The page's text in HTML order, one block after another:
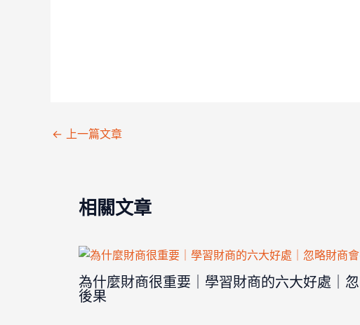
← 上一篇文章
相關文章
為什麼財商很重要｜學習財商的六大好處｜
後果